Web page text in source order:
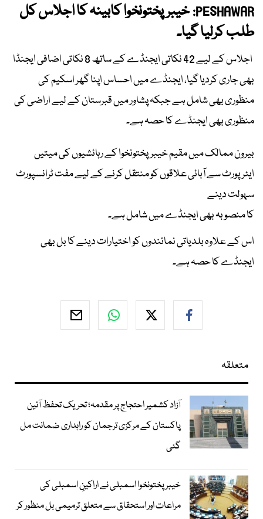
PESHAWAR: خیبرپختونخوا کابینہ کا اجلاس کل
طلب کرلیا گیا۔
اجلاس کے لیے 42 نکاتی ایجنڈے کے ساتھ 8 نکاتی اضافی ایجنڈا
بھی جاری کردیا گیا، ایجنڈے میں احساس اپنا گھر اسکیم کی
منظوری بھی شامل ہے جبکہ پشاور میں قبرستان کے لیے اراضی کی
منظوری بھی ایجنڈے کا حصہ ہے۔
بیرون ممالک میں مقیم خیبرپختونخوا کے رہائشیوں کی میتیں
ایئرپورٹ سے آبائی علاقوں کو منتقل کرنے کے لیے مفت ٹرانسپورٹ
سہولت دینے
کا منصوبہ بھی ایجنڈے میں شامل ہے۔
اس کے علاوہ بلدیاتی نمائندوں کو اختیارات دینے کا بل بھی
ایجنڈے کا حصہ ہے۔
متعلقہ
آزاد کشمیر احتجاج پر مقدمہ؛ تحریک تحفظ آئین
پاکستان کے مرکزی ترجمان کو راہداری ضمانت مل
گئی
خیبرپختونخوا اسمبلی نے اراکینِ اسمبلی کی
مراعات اور استحقاق سے متعلق ترمیمی بل منظور کر